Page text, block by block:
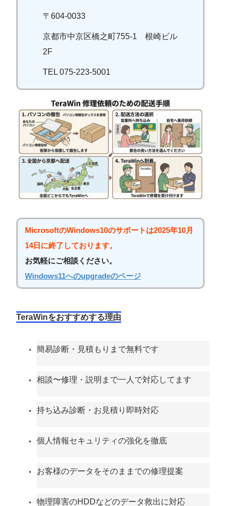
〒604-0033
京都市中京区橋之町755-1 根崎ビル
2F
TEL 075-223-5001
MicrosoftのWindows10のサポートは2025年10月
14日に終了しております。
お気軽にご相談ください。
Windows11へのupgradeのページ
TeraWinをおすすめする理由
簡易診断・見積もりまで無料です
相談〜修理・説明まで一人で対応してます
持ち込み診断・お見積り即時対応
個人情報セキュリティの強化を徹底
お客様のデータをそのままでの修理提案
物理障害のHDDなどのデータ救出に対応